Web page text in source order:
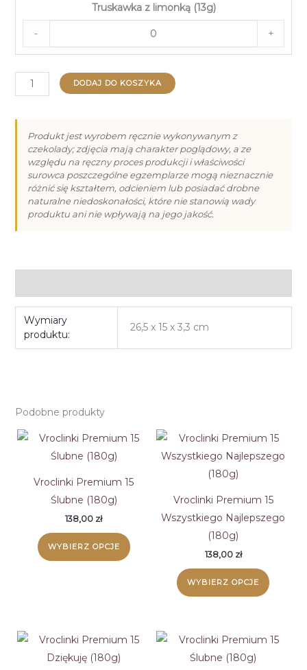
Truskawka z limonką (13g)
- +
ilość
Praliny
DODAJ DO KOSZYKA
Produkt jest wyrobem ręcznie wykonywanym z
czekolady; zdjęcia mają charakter poglądowy, a ze
względu na ręczny proces produkcji i właściwości
surowca poszczególne egzemplarze mogą nieznacznie
różnić się kształtem, odcieniem lub posiadać drobne
naturalne niedoskonałości, które nie stanowią wady
produktu ani nie wpływają na jego jakość.
Wymiary
produktu:
26,5 x 15 x 3,3 cm
Podobne produkty
Vroclinki Premium 15
Ślubne (180g)
138,00 zł
WYBIERZ OPCJE
Vroclinki Premium 15
Wszystkiego Najlepszego
(180g)
138,00 zł
WYBIERZ OPCJE